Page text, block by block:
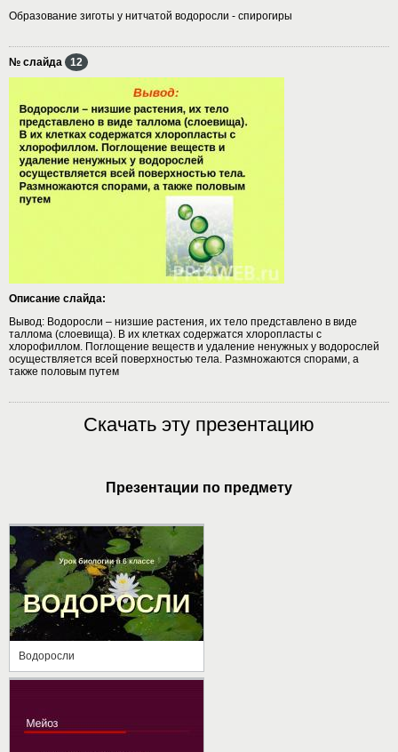
Образование зиготы у нитчатой водоросли - спирогиры
№ слайда 12
Описание слайда:
Вывод: Водоросли – низшие растения, их тело представлено в виде
таллома (слоевища). В их клетках содержатся хлоропласты с
хлорофиллом. Поглощение веществ и удаление ненужных у водорослей
осуществляется всей поверхностью тела. Размножаются спорами, а
также половым путем
Скачать эту презентацию
Презентации по предмету
Водоросли